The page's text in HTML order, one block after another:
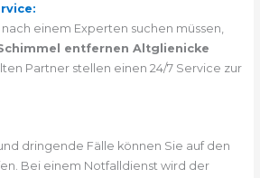
einem Experten suchen müssen,
entfernen Altglienicke
Partner stellen einen 24/7 Service zur
dringende Fälle können Sie auf den
Bei einem Notfalldienst wird der